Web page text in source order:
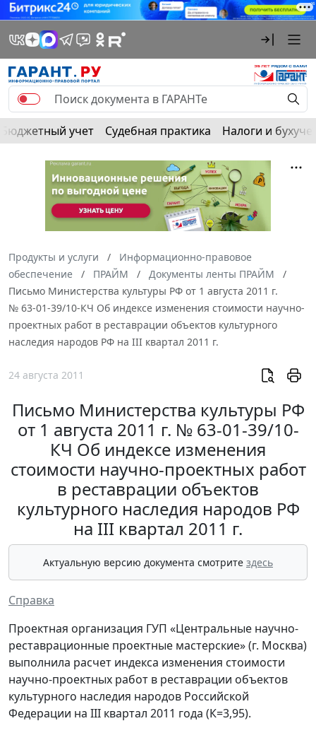
Бюджетный учет Судебная практика Налоги и
Продукты и услуги
Информационно-правовое
обеспечение
ПРАЙМ
Документы ленты ПРАЙМ
Письмо Министерства культуры РФ от 1 августа 2011 г.
№ 63-01-39/10-КЧ Об индексе изменения стоимости научно-
проектных работ в реставрации объектов культурного
наследия народов РФ на III квартал 2011 г.
24 августа 2011
Письмо Министерства культуры РФ
от 1 августа 2011 г. № 63-01-39/10-
КЧ Об индексе изменения
стоимости научно-проектных работ
в реставрации объектов
культурного наследия народов РФ
на III квартал 2011 г.
Актуальную версию документа смотрите здесь
Справка
Проектная организация ГУП «Центральные научно-
реставрационные проектные мастерские» (г. Москва)
выполнила расчет индекса изменения стоимости
научно-проектных работ в реставрации объектов
культурного наследия народов Российской
Федерации на III квартал 2011 года (К=3,95).